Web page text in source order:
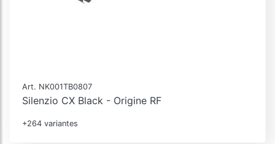
Art. NK001TB0807
Silenzio CX Black - Origine RF
+264 variantes